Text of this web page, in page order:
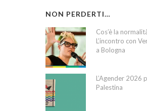
NON PERDERTI…
Cos’è la
L’incontro con
a Bologna
L’Agender 2026
Palestina